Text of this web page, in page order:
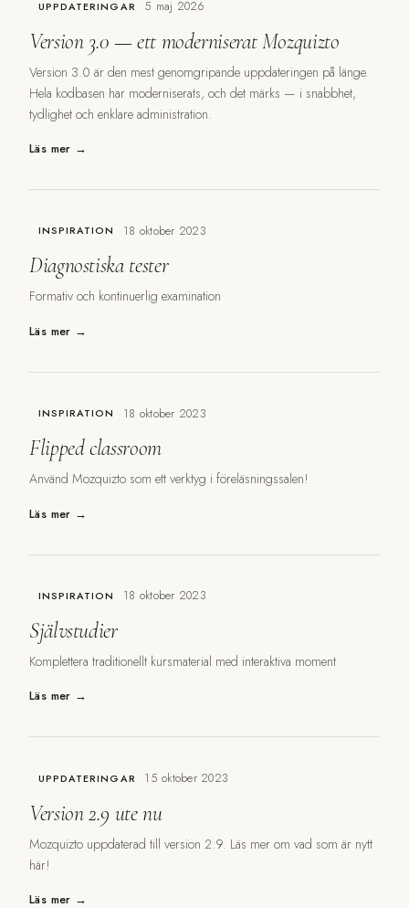
UPPDATERINGAR 5 maj 2026
Version 3.0 — ett moderniserat Mozquizto
Version 3.0 är den mest genomgripande uppdateringen på länge.
Hela kodbasen har moderniserats, och det märks — i snabbhet,
tydlighet och enklare administration.
Läs mer →
INSPIRATION 18 oktober 2023
Diagnostiska tester
Formativ och kontinuerlig examination
Läs mer →
INSPIRATION 18 oktober 2023
Flipped classroom
Använd Mozquizto som ett verktyg i föreläsningssalen!
Läs mer →
INSPIRATION 18 oktober 2023
Självstudier
Komplettera traditionellt kursmaterial med interaktiva moment
Läs mer →
UPPDATERINGAR 15 oktober 2023
Version 2.9 ute nu
Mozquizto uppdaterad till version 2.9. Läs mer om vad som är nytt
här!
Läs mer →